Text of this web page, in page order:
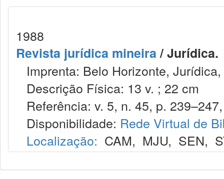
1988
Revista jurídica mineira/ Jurídica.
Imprenta: Belo Horizonte,
Descrição Física: 13 v. ; 22 cm
Referência: v. 5, n. 45, p.
Disponibilidade: Rede Virtual de
Localização: CAM, MJU, SEN,